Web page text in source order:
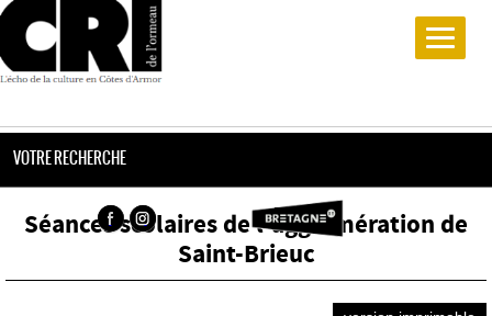
VOTRE RECHERCHE
Séances scolaires de l'agglomération de
Saint-Brieuc